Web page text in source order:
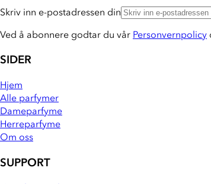
Skriv inn e-postadressen din
Ved å abonnere godtar du vår Personvernpolicy
SIDER
Hjem
Alle parfymer
Dameparfyme
Herreparfyme
Om oss
SUPPORT